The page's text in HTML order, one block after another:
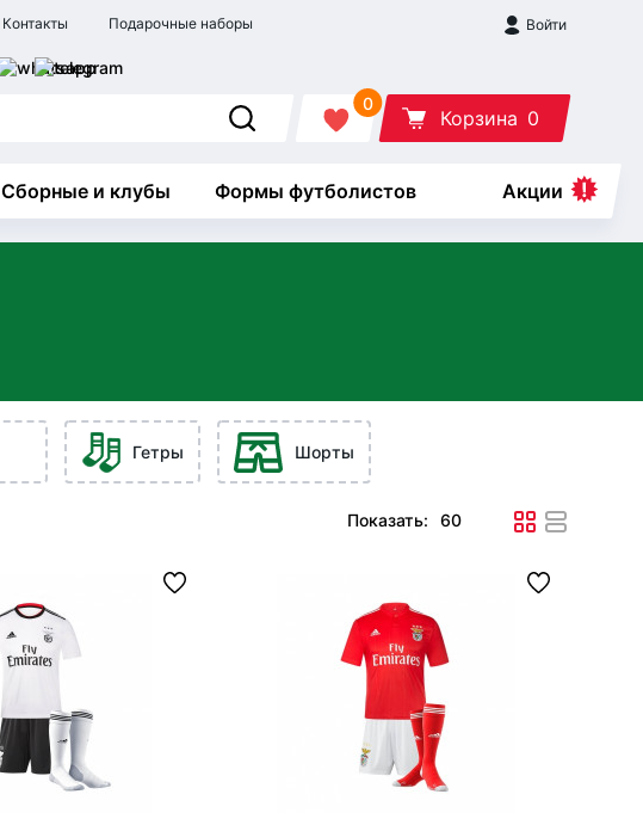
Контакты Подарочные наборы Войти
0
Корзина 0
Сборные и клубы Формы футболистов Акции
Гетры Шорты
Показать: